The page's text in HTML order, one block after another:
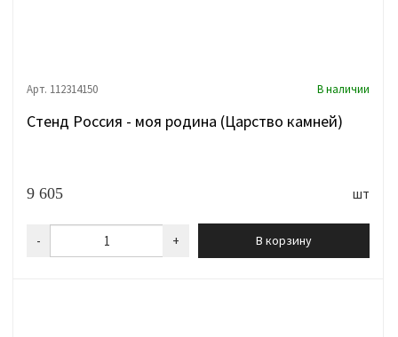
Арт. 112314150 В наличии
Стенд Россия - моя родина (Царство камней)
9 605 шт
- + В корзину